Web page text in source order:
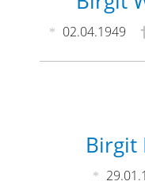
02.04.1949
Birgit